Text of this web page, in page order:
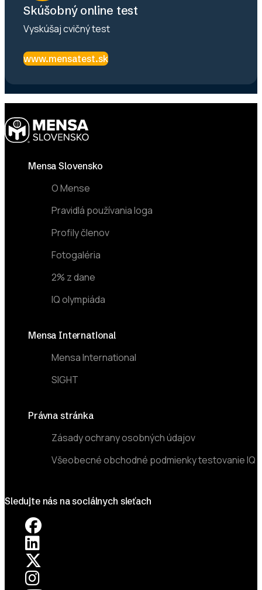
Skúšobný online test
Vyskúšaj cvičný test
www.mensatest.sk
FooterMensa Slovensko
O Mense
Pravidlá používania loga
Profily členov
Fotogaléria
2% z dane
IQ olympiáda
Mensa International
Mensa International
SIGHT
Právna stránka
Zásady ochrany osobných údajov
Všeobecné obchodné podmienky testovanie IQ
Sledujte nás na sociálnych sieťach